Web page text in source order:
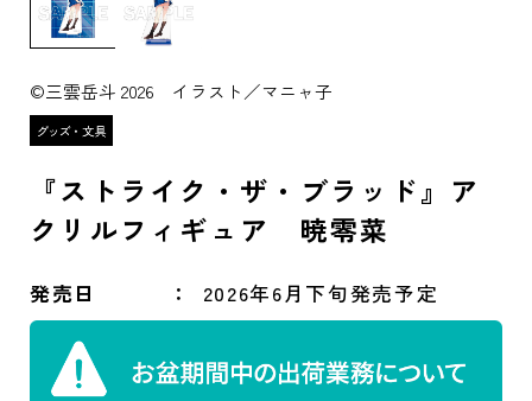
©三雲岳斗 2026 イラスト／マニャ子
『ストライク・ザ・ブラッド』ア
クリルフィギュア 暁零菜
発売日 2026年6月下旬発売予定